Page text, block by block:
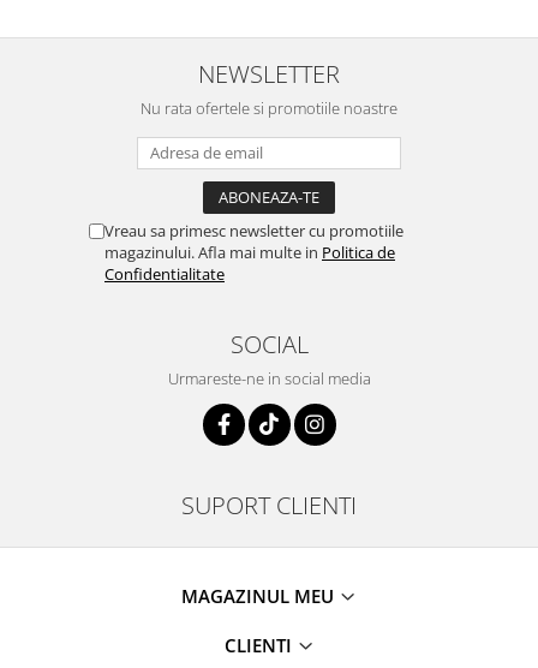
NEWSLETTER
Nu rata ofertele si promotiile noastre
Vreau sa primesc newsletter cu promotiile
magazinului. Afla mai multe in Politica de
Confidentialitate
SOCIAL
Urmareste-ne in social media
SUPORT CLIENTI
MAGAZINUL MEU
CLIENTI